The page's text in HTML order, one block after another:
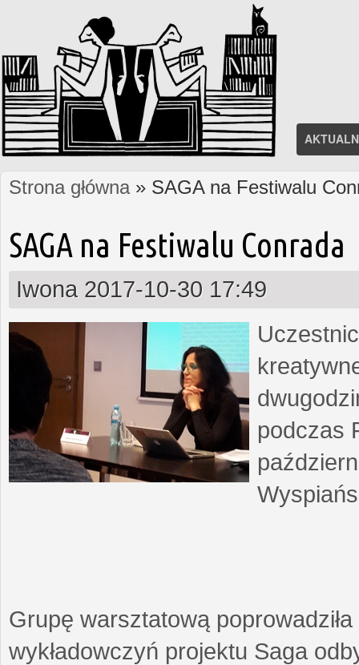
Jesteś tutaj
Strona główna» SAGA na Festiwalu
SAGA na Festiwalu Conrada
Iwona 2017-10-30 17:49
podczas
Grupę warsztatową
wykładowczyń projektu Saga